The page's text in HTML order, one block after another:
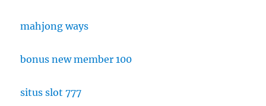
mahjong ways
bonus new member 100
situs slot 777